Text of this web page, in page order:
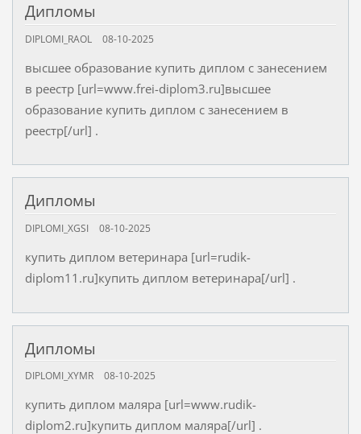
Дипломы
DIPLOMI_RAOL 08-10-2025
высшее образование купить диплом с занесением
в реестр [url=www.frei-diplom3.ru]высшее
образование купить диплом с занесением в
реестр[/url] .
Дипломы
DIPLOMI_XGSI 08-10-2025
купить диплом ветеринара [url=rudik-
diplom11.ru]купить диплом ветеринара[/url] .
Дипломы
DIPLOMI_XYMR 08-10-2025
купить диплом маляра [url=www.rudik-
diplom2.ru]купить диплом маляра[/url] .